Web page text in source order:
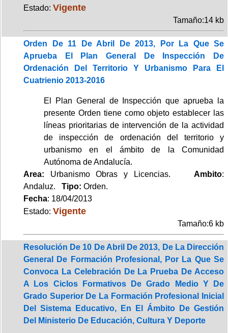
Estado: Vigente
Tamaño:14 kb
Orden De 11 De Abril De 2013, Por La Que Se
Aprueba El Plan General De Inspección De
Ordenación Del Territorio Y Urbanismo Para El
Cuatrienio 2013-2016
El Plan General de Inspección que aprueba la
presente Orden tiene como objeto establecer las
líneas prioritarias de intervención de la actividad
de inspección de ordenación del territorio y
urbanismo en el ámbito de la Comunidad
Autónoma de Andalucía.
Area: Urbanismo Obras y Licencias. Ambito:
Andaluz. Tipo: Orden.
Fecha: 18/04/2013
Estado: Vigente
Tamaño:6 kb
Resolución De 10 De Abril De 2013, De La Dirección
General De Formación Profesional, Por La Que Se
Convoca La Celebración De La Prueba De Acceso
A Los Ciclos Formativos De Grado Medio Y De
Grado Superior De La Formación Profesional Inicial
Del Sistema Educativo, En El Ámbito De Gestión
Del Ministerio De Educación, Cultura Y Deporte